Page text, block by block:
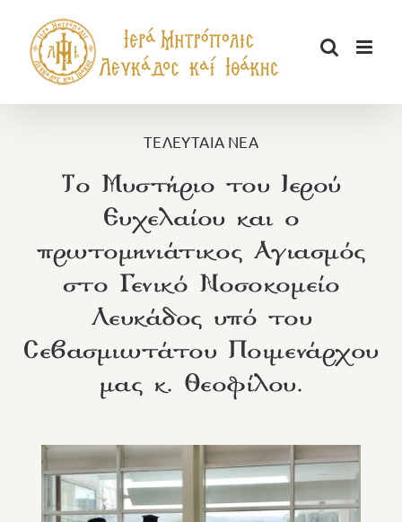
περιεχόμενο
ΤΕΛΕΥΤΑΙΑ ΝΕΑ
Το Μυστήριο του Ιερού
Ευχελαίου και ο
πρωτομηνιάτικος Αγιασμός
στο Γενικό Νοσοκομείο
Λευκάδος υπό του
Σεβασμιωτάτου Ποιμενάρχου
μας κ. Θεοφίλου.